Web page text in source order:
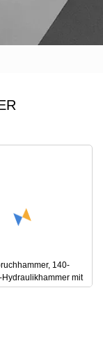
140-
Hydraulikhammer mit
20-Tonnen-